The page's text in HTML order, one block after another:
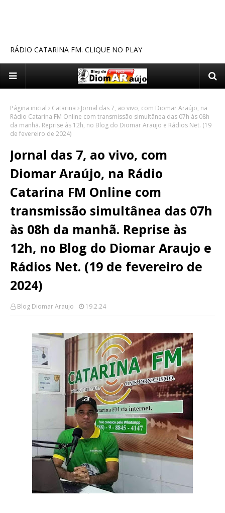
RÁDIO CATARINA FM. CLIQUE NO PLAY
Página inicial Catarina
Jornal das 7, ao vivo, com Diomar Araújo, na
Rádio Catarina FM Online com transmissão simultânea das 07h às 08h
da manhã. Reprise às 12h, no Blog do Diomar Araujo e Rádios Net. (19
de fevereiro de 2024)
Jornal das 7, ao vivo, com
Diomar Araújo, na Rádio
Catarina FM Online com
transmissão simultânea das 07h
às 08h da manhã. Reprise às
12h, no Blog do Diomar Araujo e
Rádios Net. (19 de fevereiro de
2024)
Blog Diomar Araujo 19.2.24